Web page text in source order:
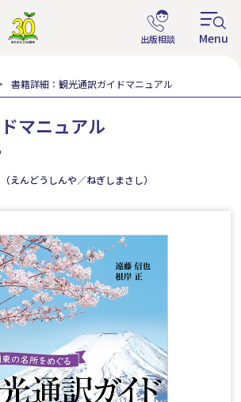
書籍詳細：観光通訳ガイドマニュアル
マニュアル
（えんどうしんや／ねぎしまさし）